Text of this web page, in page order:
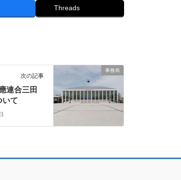
Threads
事務局
次の記事
連合三田
いて